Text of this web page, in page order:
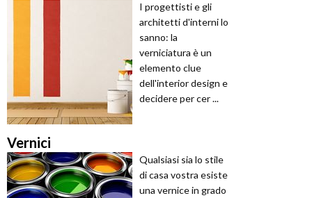
I progettisti e gli
architetti d'interni lo
sanno: la
verniciatura è un
elemento clue
dell'interior design e
decidere per cer ...
Vernici
Qualsiasi sia lo stile
di casa vostra esiste
una vernice in grado